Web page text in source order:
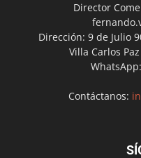
Director
Dirección: 9 de Julio
Villa Carlos
Contáctanos: